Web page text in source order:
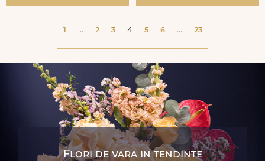
1 ... 2 3 4 5 6 ... 23
Flori de vara in tendinte